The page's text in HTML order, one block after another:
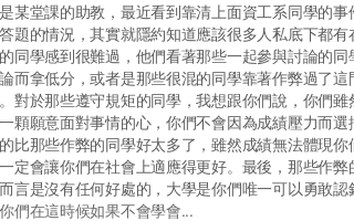
某堂課的助教，最近看到靠清上面資工系同學的
題的情況，其實就隱約知道應該很多人私底下都
同學感到很難過，他們看著那些一起參與討論的同
而拿低分，或者是那些很混的同學靠著作弊過了這
對於那些遵守規矩的同學，我想跟你們說，你們雖
顆願意面對事情的心，你們不會因為成績壓力而
比那些作弊的同學好太多了，雖然成績無法體現你
定會讓你們在社會上適應得更好。最後，那些作
言是沒有任何好處的，大學是你們唯一可以勇敢
們在這時候如果不會學會...